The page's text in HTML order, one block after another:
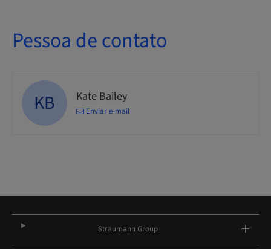
Pessoa de contato
KB Kate Bailey
Enviar e-mail
Straumann Group